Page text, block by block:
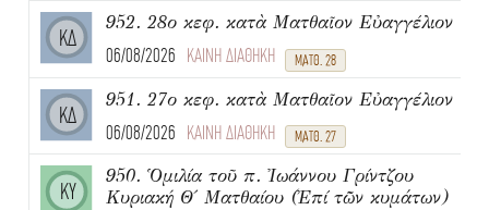
ΚΔ
952. 28ο κεφ. κατὰ Ματθαῖον Εὐαγγέλιον
06/08/2026 ΚΑΙΝΗ ΔΙΑΘΗΚΗ ΜΑΤΘ. 28
ΚΔ
951. 27ο κεφ. κατὰ Ματθαῖον Εὐαγγέλιον
06/08/2026 ΚΑΙΝΗ ΔΙΑΘΗΚΗ ΜΑΤΘ. 27
ΚΥ
950. Ὁμιλία τοῦ π. Ἰωάννου Γρίντζου
Κυριακή Θ΄ Ματθαίου (Ἐπί τῶν κυμάτων)